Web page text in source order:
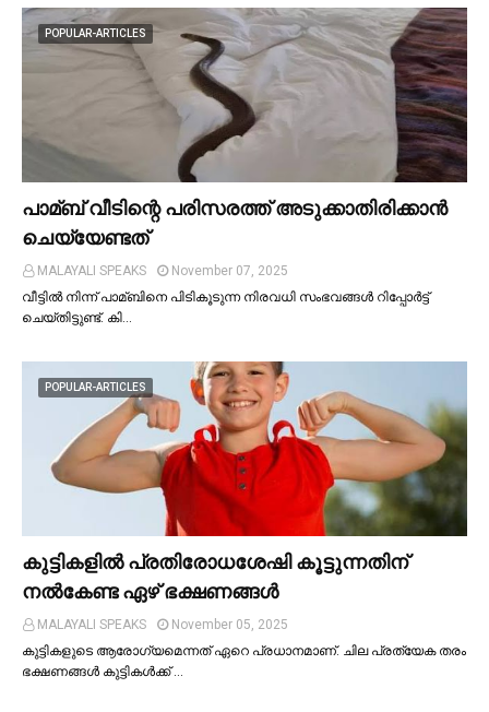
POPULAR-ARTICLES
പാമ്ബ് വീടിന്റെ പരിസരത്ത് അടുക്കാതിരിക്കാൻ
ചെയ്യേണ്ടത്
MALAYALI SPEAKS
November 07, 2025
വീട്ടില്‍ നിന്ന് പാമ്ബിനെ പിടികൂടുന്ന നിരവധി സംഭവങ്ങള്‍ റിപ്പോർട്ട്
ചെയ്തിട്ടുണ്ട്. കി…
POPULAR-ARTICLES
കുട്ടികളില്‍ പ്രതിരോധശേഷി കൂട്ടുന്നതിന്
നല്‍കേണ്ട ഏഴ് ഭക്ഷണങ്ങള്‍
MALAYALI SPEAKS
November 05, 2025
കുട്ടികളുടെ ആരോഗ്യമെന്നത് ഏറെ പ്രധാനമാണ്. ചില പ്രത്യേക തരം
ഭക്ഷണങ്ങള്‍ കുട്ടികള്‍ക്ക് …